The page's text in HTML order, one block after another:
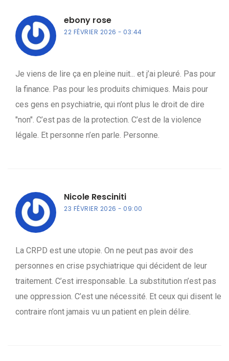
ebony rose
22 FÉVRIER 2026 03:44
Je viens de lire ça en pleine nuit... et j’ai pleuré. Pas pour
la finance. Pas pour les produits chimiques. Mais pour
ces gens en psychiatrie, qui n’ont plus le droit de dire
"non". C’est pas de la protection. C’est de la violence
légale. Et personne n’en parle. Personne.
Nicole Resciniti
23 FÉVRIER 2026 09:00
La CRPD est une utopie. On ne peut pas avoir des
personnes en crise psychiatrique qui décident de leur
traitement. C’est irresponsable. La substitution n’est pas
une oppression. C’est une nécessité. Et ceux qui disent le
contraire n’ont jamais vu un patient en plein délire.